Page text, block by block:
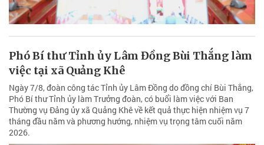
Phó Bí thư Tỉnh ủy Lâm Đồng Bùi Thắng làm
việc tại xã Quảng Khê
Ngày 7/8, đoàn công tác Tỉnh ủy Lâm Đồng do đồng chí Bùi Thắng,
Phó Bí thư Tỉnh ủy làm Trưởng đoàn, có buổi làm việc với Ban
Thường vụ Đảng ủy xã Quảng Khê về kết quả thực hiện nhiệm vụ 7
tháng đầu năm và phương hướng, nhiệm vụ trọng tâm cuối năm
2026.